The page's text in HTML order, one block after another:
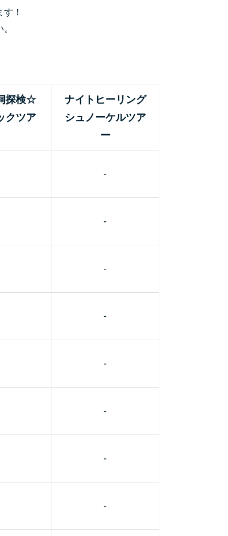
！
探検☆
クツア
ナイトヒーリング
シュノーケルツア
ー
-
-
-
-
-
-
-
-